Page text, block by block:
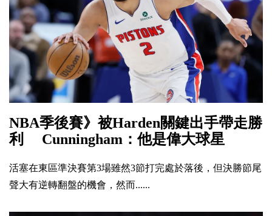
NBA季後賽》被Harden關鍵出手帶走勝
利 Cunningham：他是偉大球星
活塞在東區準決賽第3場雖然3節打完處於落後，但決勝節尾
聲大有逆轉翻盤的機會，然而......